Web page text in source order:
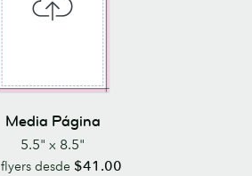
Media Página
5.5" x 8.5"
flyers desde $41.00